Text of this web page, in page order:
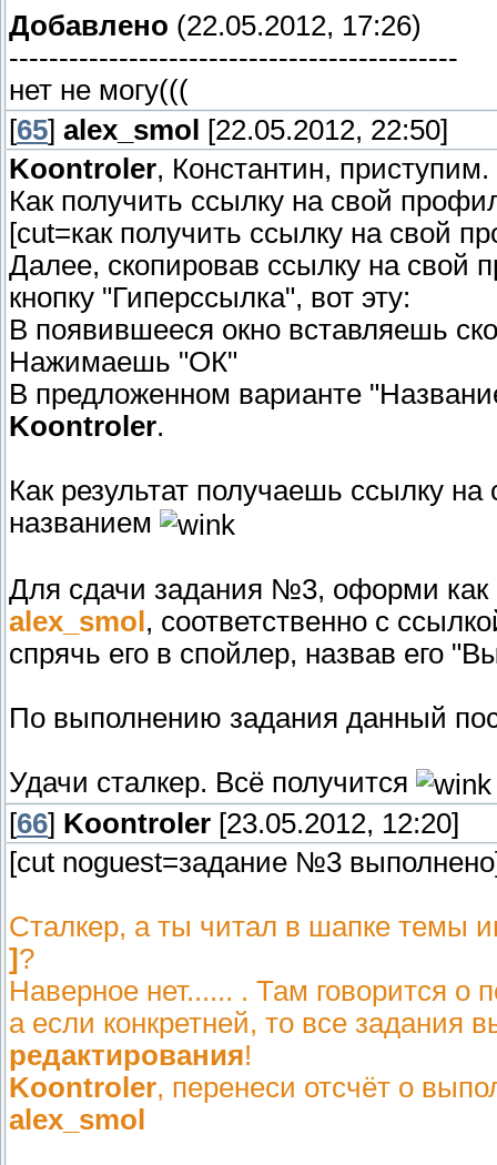
Добавлено (22.05.2012, 17:26)
---------------------------------------------
нет не могу(((
[65] alex_smol
[22.05.2012, 22:50]
Koontroler, Константин, приступим.
Как получить ссылку на свой
[cut=как получить ссылку на свой
Далее, скопировав ссылку на свой
кнопку "Гиперссылка", вот эту:
В появившееся окно вставляешь
Нажимаешь "ОК"
В предложенном варианте
Koontroler.
Как результат получаешь ссылку
названием
Для сдачи задания №3, оформи как
alex_smol , соответственно с
спрячь его в спойлер, назвав его
По выполнению задания данный
Удачи сталкер. Всё получится
[66] Koontroler [23.05.2012, 12:20]
[cut noguest=задание №3
Сталкер, а ты читал в шапке темы
] ?
Наверное нет...... . Там говорится
а если конкретней, то все
редактирования!
Koontroler, перенеси отсчёт о
alex_smol